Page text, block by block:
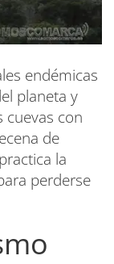
endémicas
planeta y
cuevas con
de
la
perderse